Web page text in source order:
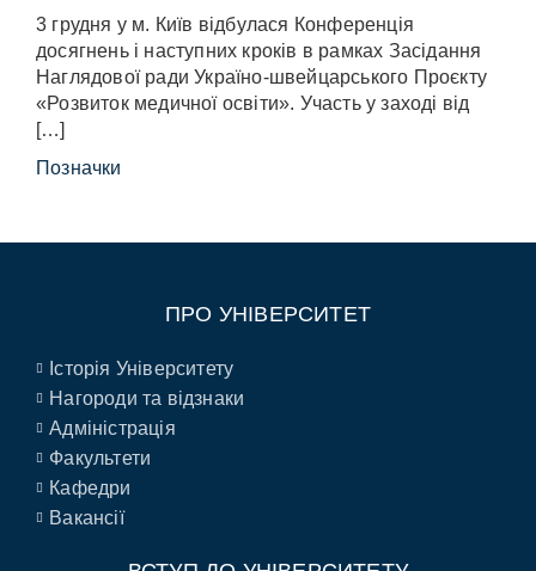
3 грудня у м. Київ відбулася Конференція
досягнень і наступних кроків в рамках Засідання
Наглядової ради Україно-швейцарського Проєкту
«Розвиток медичної освіти». Участь у заході від
[…]
Позначки
ПРО УНІВЕРСИТЕТ
Історія Університету
Нагороди та відзнаки
Адміністрація
Факультети
Кафедри
Вакансії